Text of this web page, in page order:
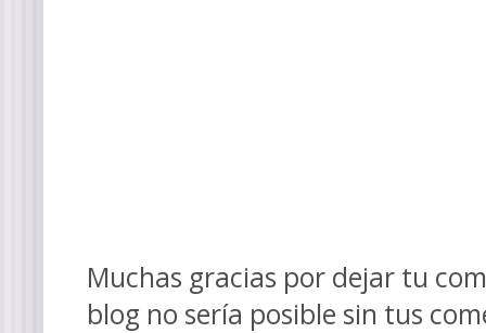
Muchas gracias por dejar tu
blog no sería posible sin tus